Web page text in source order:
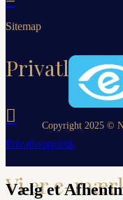
Sitemap
Privatliv

Privatlivspolitik
Vi er e-
Copyright 2025 ©
Vælg et